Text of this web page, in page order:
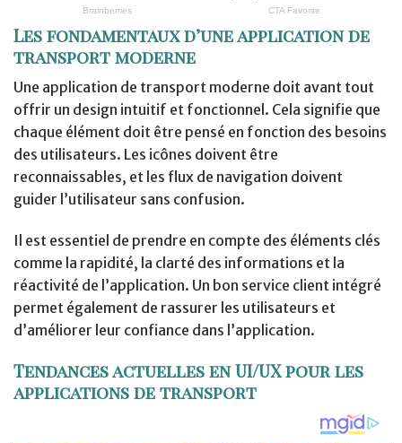
Les fondamentaux d’une application de
transport moderne
Une application de transport moderne doit avant tout
offrir un design intuitif et fonctionnel. Cela signifie que
chaque élément doit être pensé en fonction des besoins
des utilisateurs. Les icônes doivent être
reconnaissables, et les flux de navigation doivent
guider l’utilisateur sans confusion.
Il est essentiel de prendre en compte des éléments clés
comme la rapidité, la clarté des informations et la
réactivité de l’application. Un bon service client intégré
permet également de rassurer les utilisateurs et
d’améliorer leur confiance dans l’application.
Tendances actuelles en UI/UX pour les
applications de transport